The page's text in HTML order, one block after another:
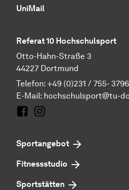
UniMail
Referat 10 Hochschulsport
Otto-Hahn-Straße 3
44227 Dortmund
Telefon: +49 (0)231 / 755- 3796
E-Mail: hochschulsport@tu-
Sportangebot
Fitnessstudio
Sportstätten